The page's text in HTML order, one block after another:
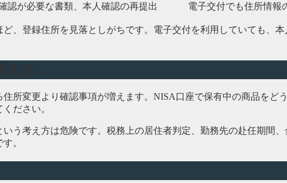
認が必要な書類、本人確認の再提出 電子交付でも住所情報
、登録住所を見落としがちです。電子交付を利用していても、
所変更より確認事項が増えます。NISA口座で保有中の商品をど
ださい。
う考え方は危険です。税務上の居住者判定、勤務先の赴任期間
。